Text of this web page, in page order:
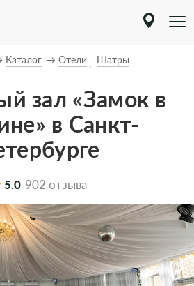
Каталог Отели Шатры
зал «Замок в
в Санкт-
5.0 902 отзыва